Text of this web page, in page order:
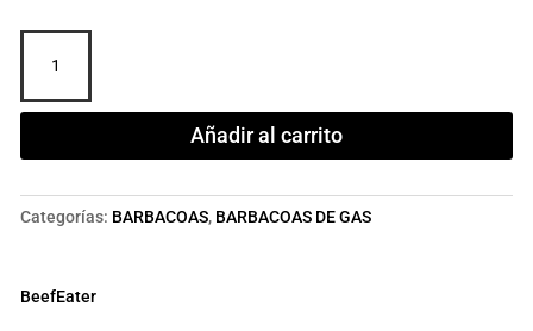
CARRO
cantidad
Añadir al carrito
Categorías: BARBACOAS, BARBACOAS DE GAS
BeefEater